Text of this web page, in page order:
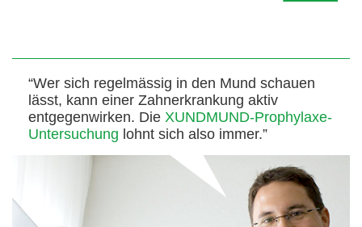
“Wer sich regelmässig in den Mund schauen
lässt, kann einer Zahnerkrankung aktiv
entgegenwirken. Die XUNDMUND-Prophylaxe-
Untersuchung lohnt sich also immer.”